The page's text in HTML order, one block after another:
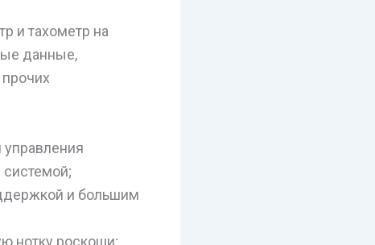
и тахометр на
данные,
и большим
нотку роскоши;